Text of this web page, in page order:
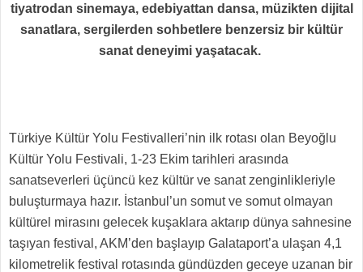
tiyatrodan sinemaya, edebiyattan dansa, müzikten dijital
sanatlara, sergilerden sohbetlere benzersiz bir kültür
sanat deneyimi yaşatacak.
Türkiye Kültür Yolu Festivalleri’nin ilk rotası olan Beyoğlu
Kültür Yolu Festivali, 1-23 Ekim tarihleri arasında
sanatseverleri üçüncü kez kültür ve sanat zenginlikleriyle
buluşturmaya hazır. İstanbul’un somut ve somut olmayan
kültürel mirasını gelecek kuşaklara aktarıp dünya sahnesine
taşıyan festival, AKM’den başlayıp Galataport’a ulaşan 4,1
kilometrelik festival rotasında gündüzden geceye uzanan bir